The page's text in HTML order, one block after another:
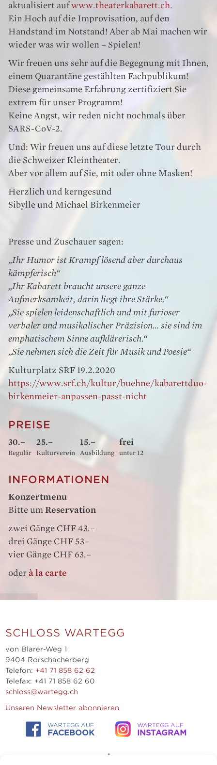
aktualisiert aufwww.theaterkabarett.ch.
Ein Hoch auf die Improvisation, auf den
Handstand im Notstand! Aber ab Mai machen wir
wieder was wir wollen – Spielen!
Wir freuen uns sehr auf die Begegnung mit Ihnen,
einem Quarantäne gestählten Fachpublikum!
Diese gemeinsame Erfahrung zertifiziert Sie
extrem für unser Programm!
Keine Angst, wir reden nicht nochmals über
SARS-CoV-2.
Und: Wir freuen uns auf diese letzte Tour durch
die Schweizer Kleintheater.
Aber vor allem auf Sie, mit oder ohne Masken!
Herzlich und kerngesund
Sibylle und Michael Birkenmeier
Presse und Zuschauer sagen:
„Ihr Humor ist Krampf lösend aber durchaus
kämpferisch“
„Ihr Kabarett braucht unsere ganze
Aufmerksamkeit, darin liegt ihre Stärke.“
„Sie spielen leidenschaftlich und mit furioser
verbaler und musikalischer Präzision… sie sind im
emphatischem Sinne aufklärerisch.“
„Sie nehmen sich die Zeit für Musik und Poesie“
Kulturplatz SRF 19.2.2020
https://www.srf.ch/kultur/buehne/kabarettduo-
birkenmeier-anpassen-passt-nicht
PREISE
30.–
Regulär
25.–
Kulturverein
15.–
Ausbildung
frei
unter 12
INFORMATIONEN
Konzertmenu
Bitte um Reservation
zwei Gänge CHF 43.–
drei Gänge CHF 53–
vier Gänge CHF 63.–
oder à la carte
SCHLOSS WARTEGG
von Blarer-Weg 1
9404 Rorschacherberg
Telefon: +41 71 858 62 62
Telefax: +41 71 858 62 60
schloss@wartegg.ch
Unseren Newsletter abonnieren
WARTEGG AUF
FACEBOOK
WARTEGG AUF
INSTAGRAM